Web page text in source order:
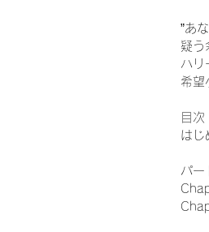
”あ
疑う
ハリ
希
目次
はじ
パー